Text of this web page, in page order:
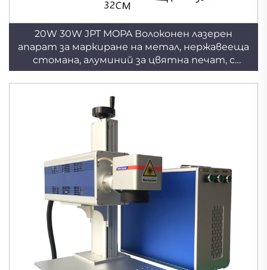
20W 30W JPT MOPA Волоконен лазерен
апарат за маркиране на метал, нержавееща
стомана, алуминий за цвятна печат, с
въздушно охлаждане, максимален лазерен
източник